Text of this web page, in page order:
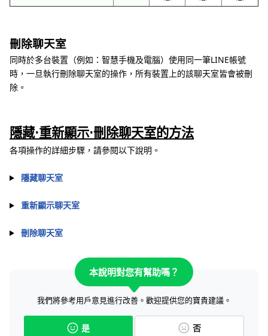
刪除聊天室
同時於多台裝置（例如：智慧手機及電腦）使用同一筆LINE帳號
時，一旦執行刪除聊天室的操作，所有裝置上的該聊天室皆會被刪
除。
隱藏⋅重新顯示⋅刪除聊天室的方法
各項操作的詳細步驟，請參閱以下說明。
隱藏聊天室
重新顯示聊天室
刪除聊天室
本說明對您有幫助嗎？
我們將參考用戶意見進行改善。歡迎提供您的寶貴建議。
是 否